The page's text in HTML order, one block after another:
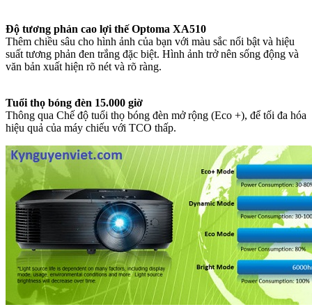
Độ tương phản cao lợi thế Optoma XA510
Thêm chiều sâu cho hình ảnh của bạn với màu sắc nổi bật và hiệu
suất tương phản đen trắng đặc biệt. Hình ảnh trở nên sống động và
văn bản xuất hiện rõ nét và rõ ràng.
Tuổi thọ bóng đèn 15.000 giờ
Thông qua Chế độ tuổi thọ bóng đèn mở rộng (Eco +), để tối đa hóa
hiệu quả của máy chiếu với TCO thấp.